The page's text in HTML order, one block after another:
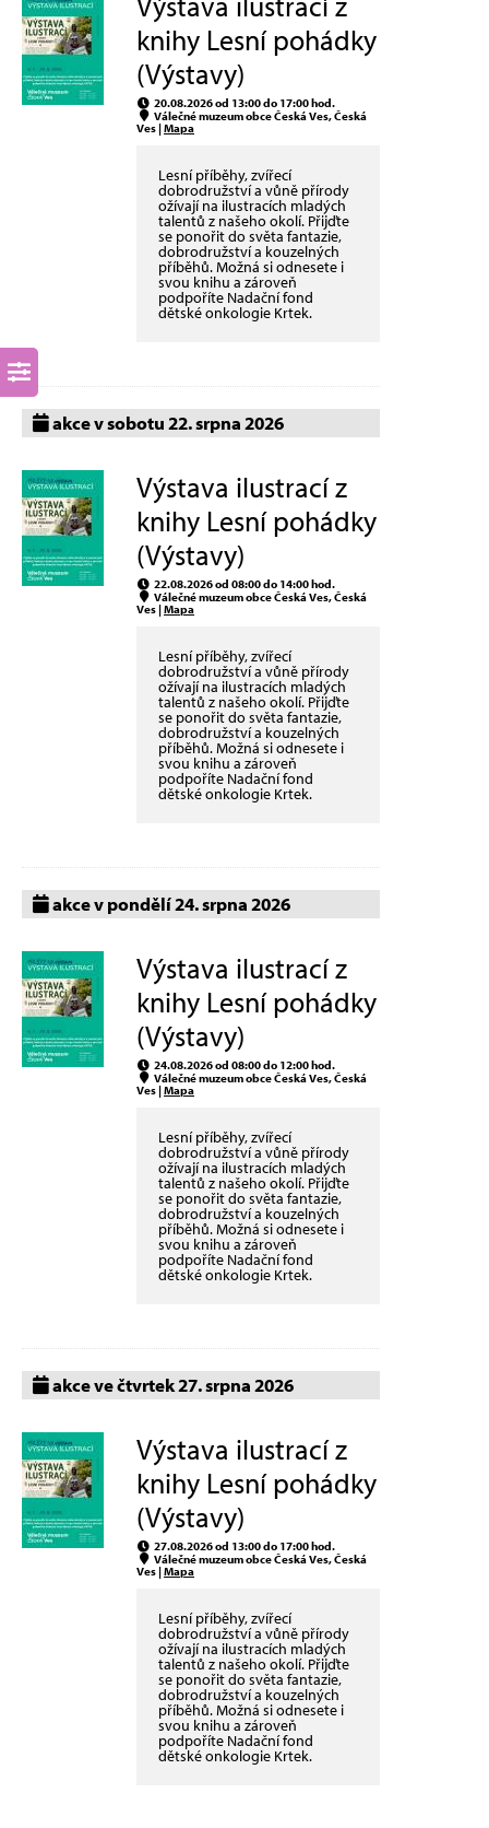
knihy Lesní pohádky
(Výstavy)
20.08.2026 od 13:00 do 17:00 hod.
Válečné muzeum obce Česká Ves, Česká
Ves |Mapa
Lesní příběhy, zvířecí
dobrodružství a vůně přírody
ožívají na ilustracích mladých
talentů z našeho okolí. Přijďte
se ponořit do světa fantazie,
dobrodružství a kouzelných
příběhů. Možná si odnesete i
svou knihu a zároveň
podpoříte Nadační fond
dětské onkologie Krtek.
akce v sobotu 22. srpna 2026
Výstava ilustrací z
knihy Lesní pohádky
(Výstavy)
22.08.2026 od 08:00 do 14:00 hod.
Válečné muzeum obce Česká Ves, Česká
Ves |Mapa
Lesní příběhy, zvířecí
dobrodružství a vůně přírody
ožívají na ilustracích mladých
talentů z našeho okolí. Přijďte
se ponořit do světa fantazie,
dobrodružství a kouzelných
příběhů. Možná si odnesete i
svou knihu a zároveň
podpoříte Nadační fond
dětské onkologie Krtek.
akce v pondělí 24. srpna 2026
Výstava ilustrací z
knihy Lesní pohádky
(Výstavy)
24.08.2026 od 08:00 do 12:00 hod.
Válečné muzeum obce Česká Ves, Česká
Ves |Mapa
Lesní příběhy, zvířecí
dobrodružství a vůně přírody
ožívají na ilustracích mladých
talentů z našeho okolí. Přijďte
se ponořit do světa fantazie,
dobrodružství a kouzelných
příběhů. Možná si odnesete i
svou knihu a zároveň
podpoříte Nadační fond
dětské onkologie Krtek.
akce ve čtvrtek 27. srpna 2026
Výstava ilustrací z
knihy Lesní pohádky
(Výstavy)
27.08.2026 od 13:00 do 17:00 hod.
Válečné muzeum obce Česká Ves, Česká
Ves |Mapa
Lesní příběhy, zvířecí
dobrodružství a vůně přírody
ožívají na ilustracích mladých
talentů z našeho okolí. Přijďte
se ponořit do světa fantazie,
dobrodružství a kouzelných
příběhů. Možná si odnesete i
svou knihu a zároveň
podpoříte Nadační fond
dětské onkologie Krtek.